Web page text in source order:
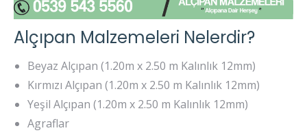
Alçıpan Malzemeleri Nelerdir?
Beyaz Alçıpan (1.20m x 2.50 m Kalınlık 12mm)
Kırmızı Alçıpan (1.20m x 2.50 m Kalınlık 12mm)
Yeşil Alçıpan (1.20m x 2.50 m Kalınlık 12mm)
Agraflar